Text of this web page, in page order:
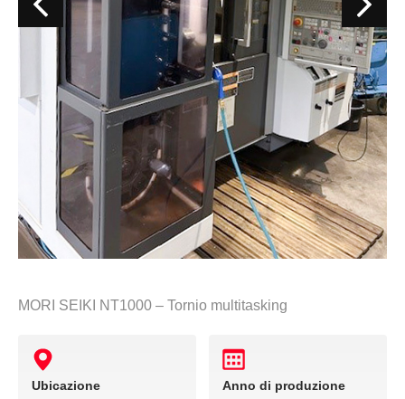
MORI SEIKI NT1000 – Tornio multitasking
Ubicazione
Anno di produzione